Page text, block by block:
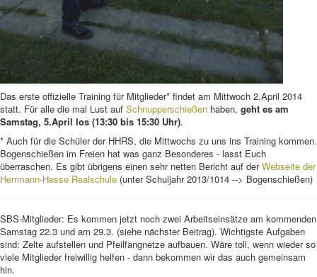
Das erste offizielle Training für Mitglieder* findet am Mittwoch 2.April 2014
statt. Für alle die mal Lust auf Schnupperschießen haben, geht es am
Samstag, 5.April los (13:30 bis 15:30 Uhr).
* Auch für die Schüler der HHRS, die Mittwochs zu uns ins Training kommen.
Bogenschießen im Freien hat was ganz Besonderes - lasst Euch
überraschen. Es gibt übrigens einen sehr netten Bericht auf derWebseite der
Herrmann-Hesse Realschule (unter Schuljahr 2013/1014 --> Bogenschießen)
SBS-Mitglieder: Es kommen jetzt noch zwei Arbeitseinsätze am kommenden
Samstag 22.3 und am 29.3. (siehe nächster Beitrag). Wichtigste Aufgaben
sind: Zelte aufstellen und Pfeilfangnetze aufbauen. Wäre toll, wenn wieder so
viele Mitglieder freiwillig helfen - dann bekommen wir das auch gemeinsam
hin.